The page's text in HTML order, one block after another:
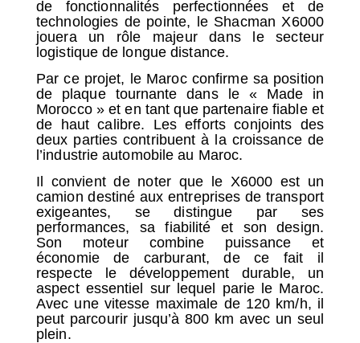
de fonctionnalités perfectionnées et de
technologies de pointe, le Shacman X6000
jouera un rôle majeur dans le secteur
logistique de longue distance.
Par ce projet, le Maroc confirme sa position
de plaque tournante dans le « Made in
Morocco » et en tant que partenaire fiable et
de haut calibre. Les efforts conjoints des
deux parties contribuent à la croissance de
l’industrie automobile au Maroc.
Il convient de noter que le X6000 est un
camion destiné aux entreprises de transport
exigeantes, se distingue par ses
performances, sa fiabilité et son design.
Son moteur combine puissance et
économie de carburant, de ce fait il
respecte le développement durable, un
aspect essentiel sur lequel parie le Maroc.
Avec une vitesse maximale de 120 km/h, il
peut parcourir jusqu’à 800 km avec un seul
plein.